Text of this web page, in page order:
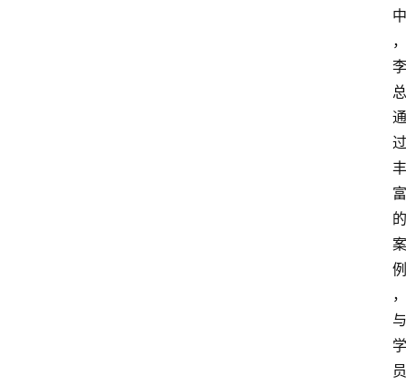
中
，
李
总
通
过
丰
富
的
案
例
，
与
学
员